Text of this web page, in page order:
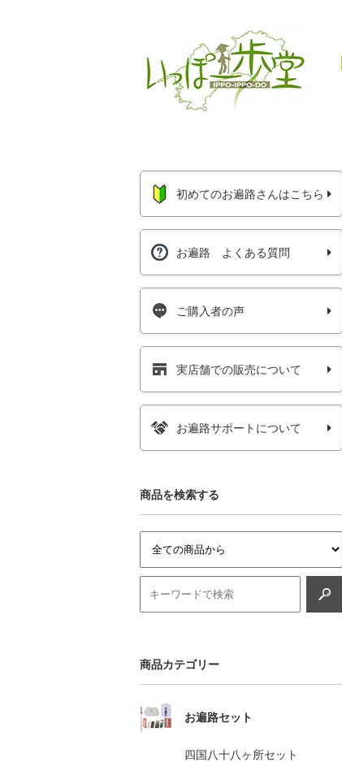
初めてのお遍路さんはこちら
お遍路 よくある質問
ご購入者の声
実店舗での販売について
お遍路サポートについて
商品を検索する
商品カテゴリー
お遍路セット
四国八十八ヶ所セット